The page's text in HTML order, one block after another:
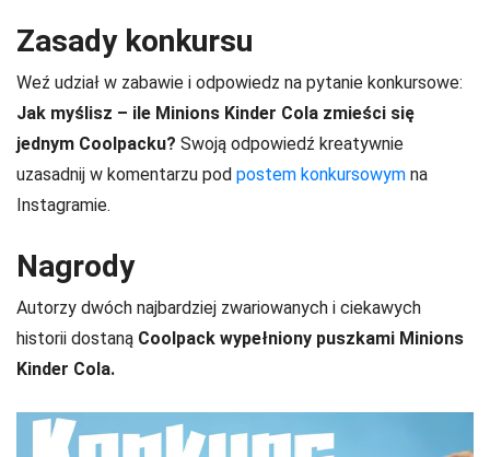
Zasady konkursu
Weź udział w zabawie i odpowiedz na pytanie konkursowe:
Jak myślisz – ile Minions Kinder Cola zmieści się
jednym Coolpacku? Swoją odpowiedź kreatywnie
uzasadnij w komentarzu pod postem konkursowym na
Instagramie.
Nagrody
Autorzy dwóch najbardziej zwariowanych i ciekawych
historii dostaną Coolpack wypełniony puszkami Minions
Kinder Cola.